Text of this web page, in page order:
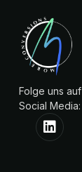
Folge uns auf
Social Media: